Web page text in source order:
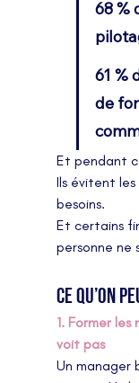
68 %
61 %
de
Et pendant
Ils évitent
besoins.
Et certains
personne ne
Ce qu’on
1. Former
voit pas
Un manager